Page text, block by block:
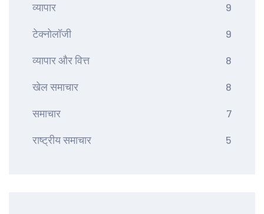
व्यापार 9
टेक्नोलॉजी 9
व्यापार और वित्त 8
खेल समाचार 8
समाचार 7
राष्ट्रीय समाचार 5